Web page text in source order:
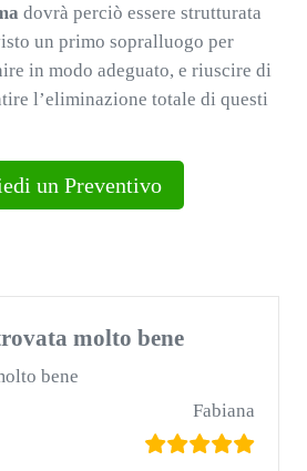
dovrà perciò essere strutturata
un primo sopralluogo per
in modo adeguato, e riuscire di
l’eliminazione totale di questi
un Preventivo
molto bene
bene
Fabiana